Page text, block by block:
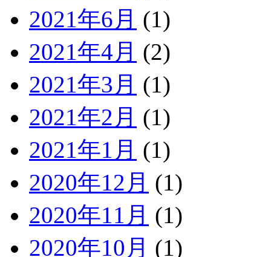
2021年6月 (1)
2021年4月 (2)
2021年3月 (1)
2021年2月 (1)
2021年1月 (1)
2020年12月 (1)
2020年11月 (1)
2020年10月 (1)